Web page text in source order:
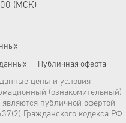
(МСК)
Публичная оферта
цены и условия
(ознакомительный)
публичной офертой,
Гражданского кодекса РФ